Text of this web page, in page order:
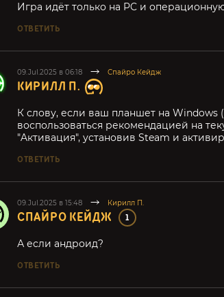
Игра идёт только на PC и
ОТВЕТИТЬ
09.Jul.2025 в 06:18 Спайро Кейдж
КИРИЛЛ П.
К слову, если ваш планшет на Windows
воспользоваться рекомендацией на
"Aктивация", установив Steam и
ОТВЕТИТЬ
09.Jul.2025 в 15:48 Кирилл П.
СПАЙРО КЕЙДЖ 1
А если андроид?
ОТВЕТИТЬ